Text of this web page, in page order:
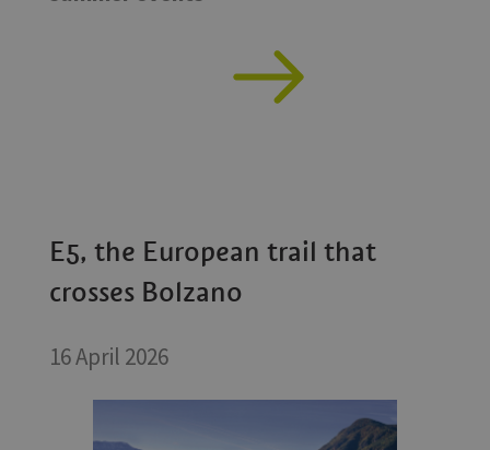
E5, the European trail that
crosses Bolzano
16 April 2026